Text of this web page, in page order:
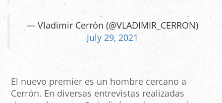
— Vladimir Cerrón (@VLADIMIR_CERRON)
July 29, 2021
El nuevo premier es un hombre cercano a
Cerrón. En diversas entrevistas realizadas